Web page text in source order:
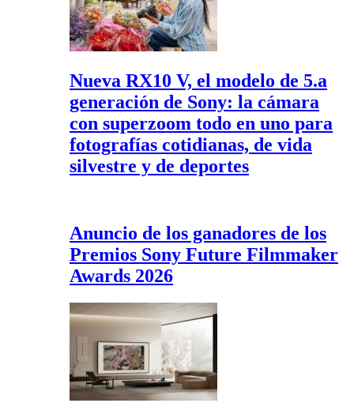
Nueva RX10 V, el modelo de 5.a
generación de Sony: la cámara
con superzoom todo en uno para
fotografías cotidianas, de vida
silvestre y de deportes
Anuncio de los ganadores de los
Premios Sony Future Filmmaker
Awards 2026